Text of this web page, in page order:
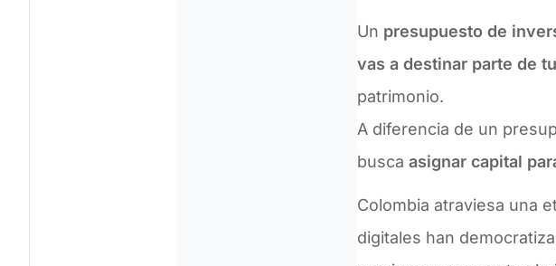
Un presupuesto de
vas a destinar parte de
patrimonio.
A diferencia de un
busca asignar capital
Colombia atraviesa una
digitales han